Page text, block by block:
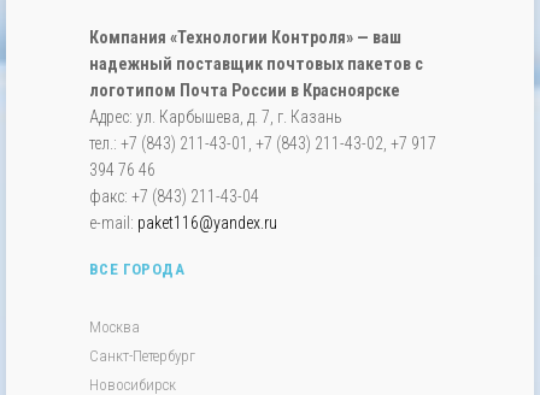
Компания «Технологии Контроля» — ваш
надежный поставщик почтовых пакетов с
логотипом Почта России в Красноярске
Адрес: ул. Карбышева, д. 7, г. Казань
тел.: +7 (843) 211-43-01, +7 (843) 211-43-02, +7 917
394 76 46
факс: +7 (843) 211-43-04
e-mail: paket116@yandex.ru
ВСЕ ГОРОДА
Москва
Санкт-Петербург
Новосибирск